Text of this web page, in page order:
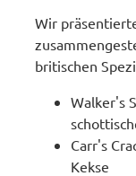
Wir
britischen
Walker's
Carr's
Kekse